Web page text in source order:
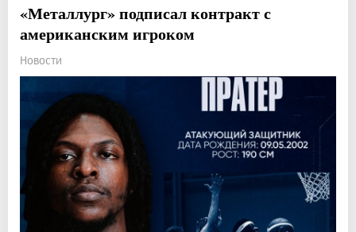
«Металлург» подписал контракт с
американским игроком
Новости